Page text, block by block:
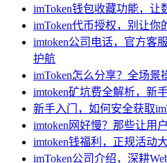
imToken钱包收藏功能，
imToken代币授权，别让
imtoken公司电话，官方客
护航
imToken怎么分享？全场景
imtoken矿坑费全解析，新
新手入门，如何安全获取
imtoken网好慢？那些让用
imtoken钱福利，正规活动
imToken公司介绍，深耕